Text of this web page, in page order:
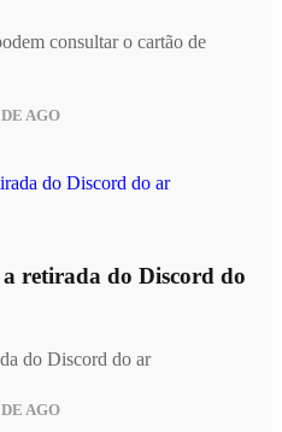
consultar o cartão de
AGO
retirada do Discord do
do Discord do ar
AGO